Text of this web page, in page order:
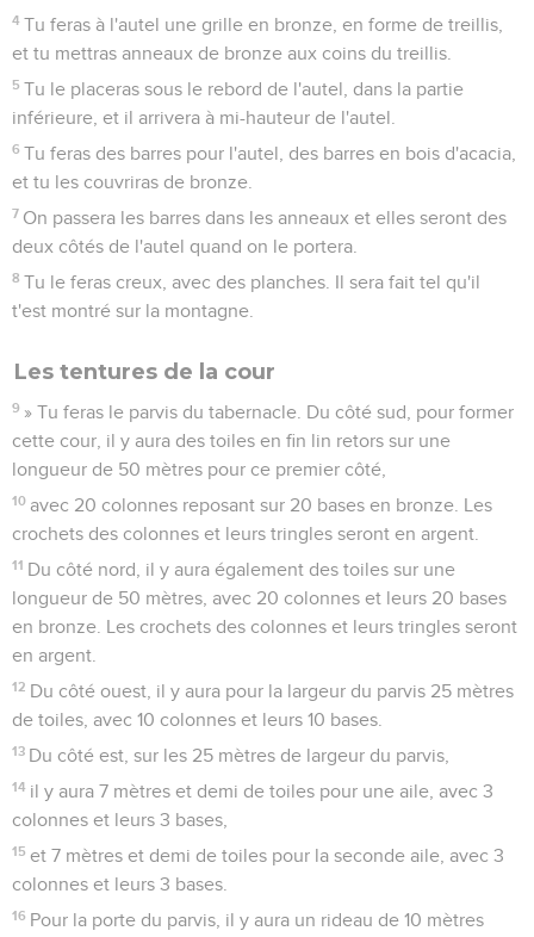
4 Tu feras à l'autel une grille en bronze, en forme de treillis,
et tu mettras anneaux de bronze aux coins du treillis.
5 Tu le placeras sous le rebord de l'autel, dans la partie
inférieure, et il arrivera à mi-hauteur de l'autel.
6 Tu feras des barres pour l'autel, des barres en bois d'acacia,
et tu les couvriras de bronze.
7 On passera les barres dans les anneaux et elles seront des
deux côtés de l'autel quand on le portera.
8 Tu le feras creux, avec des planches. Il sera fait tel qu'il
t'est montré sur la montagne.
Les tentures de la cour
9 » Tu feras le parvis du tabernacle. Du côté sud, pour former
cette cour, il y aura des toiles en fin lin retors sur une
longueur de 50 mètres pour ce premier côté,
10 avec 20 colonnes reposant sur 20 bases en bronze. Les
crochets des colonnes et leurs tringles seront en argent.
11 Du côté nord, il y aura également des toiles sur une
longueur de 50 mètres, avec 20 colonnes et leurs 20 bases
en bronze. Les crochets des colonnes et leurs tringles seront
en argent.
12 Du côté ouest, il y aura pour la largeur du parvis 25 mètres
de toiles, avec 10 colonnes et leurs 10 bases.
13 Du côté est, sur les 25 mètres de largeur du parvis,
14 il y aura 7 mètres et demi de toiles pour une aile, avec 3
colonnes et leurs 3 bases,
15 et 7 mètres et demi de toiles pour la seconde aile, avec 3
colonnes et leurs 3 bases.
16 Pour la porte du parvis, il y aura un rideau de 10 mètres